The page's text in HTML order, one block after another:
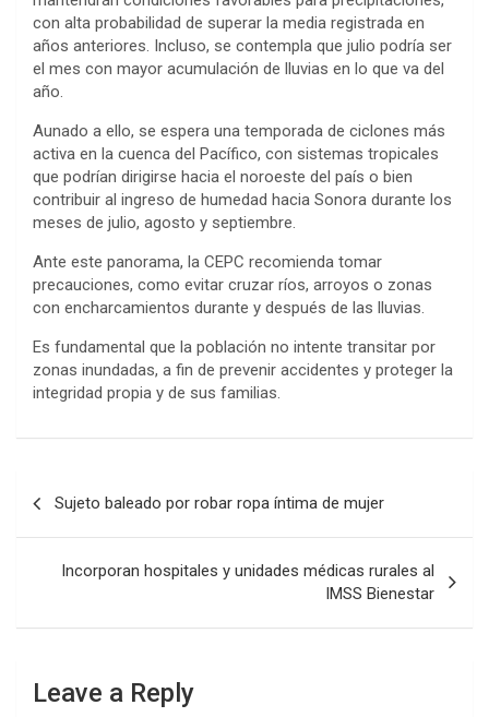
con alta probabilidad de superar la media registrada en
años anteriores. Incluso, se contempla que julio podría ser
el mes con mayor acumulación de lluvias en lo que va del
año.
Aunado a ello, se espera una temporada de ciclones más
activa en la cuenca del Pacífico, con sistemas tropicales
que podrían dirigirse hacia el noroeste del país o bien
contribuir al ingreso de humedad hacia Sonora durante los
meses de julio, agosto y septiembre.
Ante este panorama, la CEPC recomienda tomar
precauciones, como evitar cruzar ríos, arroyos o zonas
con encharcamientos durante y después de las lluvias.
Es fundamental que la población no intente transitar por
zonas inundadas, a fin de prevenir accidentes y proteger la
integridad propia y de sus familias.
navigation
Sujeto baleado por robar ropa íntima de mujer
Incorporan hospitales y unidades médicas rurales al
IMSS Bienestar
Leave a Reply